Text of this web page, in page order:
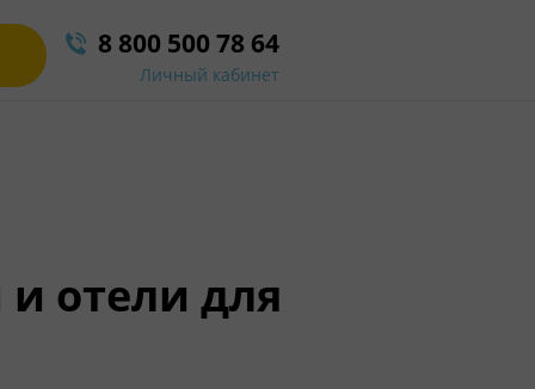
8 800 500 78 64
Личный кабинет
отели для